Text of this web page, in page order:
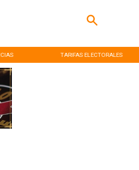
TARIFAS ELECTORALES